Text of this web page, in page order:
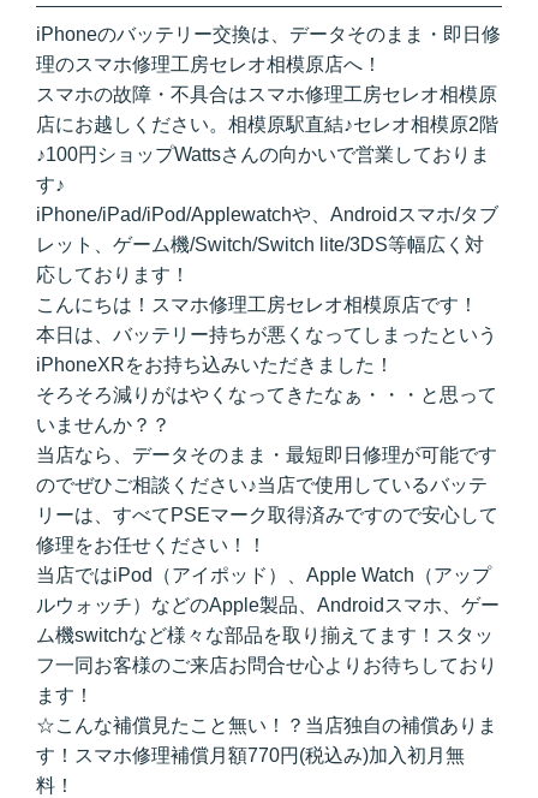
iPhoneのバッテリー交換は、データそのまま・即日修
理のスマホ修理工房セレオ相模原店へ！
スマホの故障・不具合はスマホ修理工房セレオ相模原
店にお越しください。相模原駅直結♪セレオ相模原2階
♪100円ショップWattsさんの向かいで営業しておりま
す♪
iPhone/iPad/iPod/Applewatchや、Androidスマホ/タブ
レット、ゲーム機/Switch/Switch lite/3DS等幅広く対
応しております！
こんにちは！スマホ修理工房セレオ相模原店です！
本日は、バッテリー持ちが悪くなってしまったという
iPhoneXRをお持ち込みいただきました！
そろそろ減りがはやくなってきたなぁ・・・と思って
いませんか？？
当店なら、データそのまま・最短即日修理が可能です
のでぜひご相談ください♪当店で使用しているバッテ
リーは、すべてPSEマーク取得済みですので安心して
修理をお任せください！！
当店ではiPod（アイポッド）、Apple Watch（アップ
ルウォッチ）などのApple製品、Androidスマホ、ゲー
ム機switchなど様々な部品を取り揃えてます！スタッ
フ一同お客様のご来店お問合せ心よりお待ちしており
ます！
☆こんな補償見たこと無い！？当店独自の補償ありま
す！スマホ修理補償月額770円(税込み)加入初月無
料！